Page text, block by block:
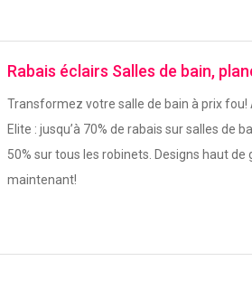
Rabais éclairs Salles de bain,
Transformez votre salle de bain à prix fou!
Elite : jusqu’à 70% de rabais sur salles de
50% sur tous les robinets. Designs haut
maintenant!